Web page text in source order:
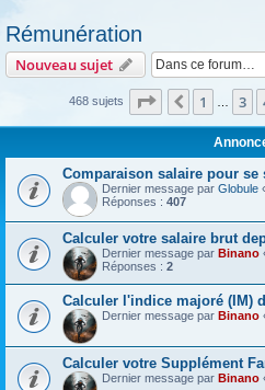
Rémunération
Nouveau sujet
468 sujets Page sur 19
1 3
Comparaison salaire pour se
Dernier message par Globule
Réponses : 407
Calculer votre salaire brut
Dernier message par Binano
Réponses : 2
Calculer l'indice majoré (IM)
Dernier message par Binano
Calculer votre Supplément
Dernier message par Binano